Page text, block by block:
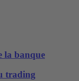
la banque
trading